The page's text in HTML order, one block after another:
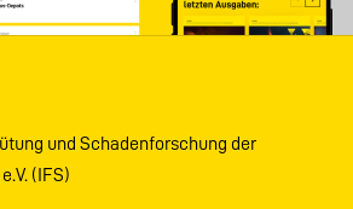
und Schadenforschung der
(IFS)